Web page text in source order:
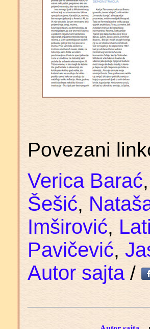
Povezani
Verica Barać,
Šešić,
Imširović,
Pavičević,
Autor sajta/